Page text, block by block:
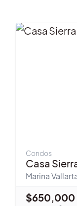
Condos
Casa
Marina
$650,000